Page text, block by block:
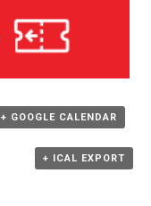
+ GOOGLE CALENDAR
+ ICAL EXPORT